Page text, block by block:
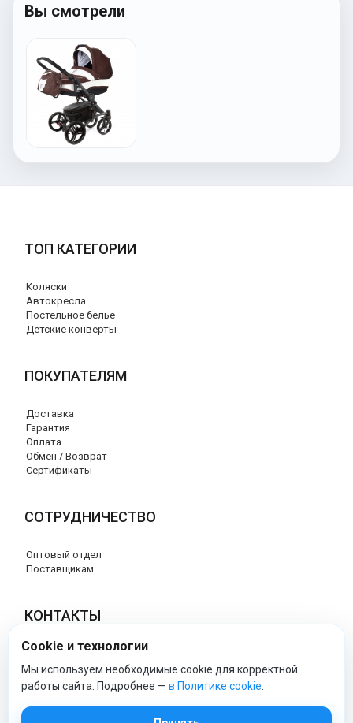
Вы смотрели
ТОП КАТЕГОРИИ
Коляски
Автокресла
Постельное белье
Детские конверты
ПОКУПАТЕЛЯМ
Доставка
Гарантия
Оплата
Обмен / Возврат
Сертификаты
СОТРУДНИЧЕСТВО
Оптовый отдел
Поставщикам
КОНТАКТЫ
8 (800) 707-76-34
info@esspero-market.ru
Cookie и технологии
Мы используем необходимые cookie для корректной
работы сайта. Подробнее — в Политике cookie